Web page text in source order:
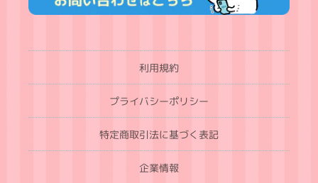
利用規約
プライバシーポリシー
特定商取引法に基づく表記
企業情報